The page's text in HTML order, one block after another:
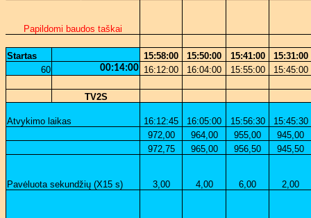
Papildomi baudos taškai
Startas 15:58:00 15:50:00 15:41:00
15:31:00
60
00:14:00 16:12:00 16:04:00 15:55:00 15:45:00
TV2S
Atvykimo laikas 16:12:45 16:05:00 15:56:30
15:45:30
972,00
964,00 955,00
945,00
972,75
965,00 956,50 945,50
Pavėluota sekundžių (X15 s) 3,00 4,00 6,00 2,00